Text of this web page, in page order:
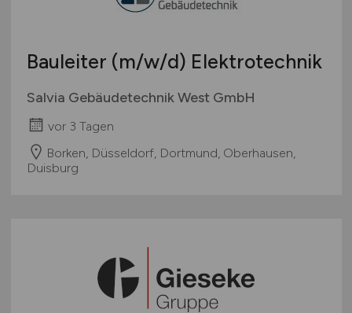
Bauleiter (m/w/d) Elektrotechnik
Salvia Gebäudetechnik West GmbH
vor 3 Tagen
Borken, Düsseldorf, Dortmund, Oberhausen,
Duisburg